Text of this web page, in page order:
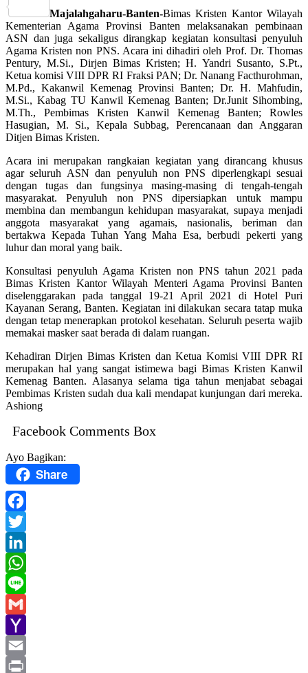
Share
Majalahgaharu-Banten-Bimas Kristen Kantor Wilayah
Kementerian Agama Provinsi Banten melaksanakan pembinaan
ASN dan juga sekaligus dirangkap kegiatan konsultasi penyuluh
Agama Kristen non PNS. Acara ini dihadiri oleh Prof. Dr. Thomas
Pentury, M.Si., Dirjen Bimas Kristen; H. Yandri Susanto, S.Pt.,
Ketua komisi VIII DPR RI Fraksi PAN; Dr. Nanang Facthurohman,
M.Pd., Kakanwil Kemenag Provinsi Banten; Dr. H. Mahfudin,
M.Si., Kabag TU Kanwil Kemenag Banten; Dr.Junit Sihombing,
M.Th., Pembimas Kristen Kanwil Kemenag Banten; Rowles
Hasugian, M. Si., Kepala Subbag, Perencanaan dan Anggaran
Ditjen Bimas Kristen.
Acara ini merupakan rangkaian kegiatan yang dirancang khusus
agar seluruh ASN dan penyuluh non PNS diperlengkapi sesuai
dengan tugas dan fungsinya masing-masing di tengah-tengah
masyarakat. Penyuluh non PNS dipersiapkan untuk mampu
membina dan membangun kehidupan masyarakat, supaya menjadi
anggota masyarakat yang agamais, nasionalis, beriman dan
bertakwa Kepada Tuhan Yang Maha Esa, berbudi pekerti yang
luhur dan moral yang baik.
Konsultasi penyuluh Agama Kristen non PNS tahun 2021 pada
Bimas Kristen Kantor Wilayah Menteri Agama Provinsi Banten
diselenggarakan pada tanggal 19-21 April 2021 di Hotel Puri
Kayanan Serang, Banten. Kegiatan ini dilakukan secara tatap muka
dengan tetap menerapkan protokol kesehatan. Seluruh peserta wajib
memakai masker saat berada di dalam ruangan.
Kehadiran Dirjen Bimas Kristen dan Ketua Komisi VIII DPR RI
merupakan hal yang sangat istimewa bagi Bimas Kristen Kanwil
Kemenag Banten. Alasanya selama tiga tahun menjabat sebagai
Pembimas Kristen sudah dua kali mendapat kunjungan dari mereka.
Ashiong
Facebook Comments Box
Ayo Bagikan:
Share
Facebook
Twitter
LinkedIn
WhatsApp
Line
Gmail
Yahoo
Mail
Email